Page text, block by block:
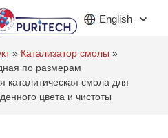
English
» Катализатор смолы»
по размерам
каталитическая смола для
цвета и чистоты